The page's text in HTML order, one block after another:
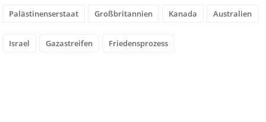
Palästinenserstaat Großbritannien Kanada Australien
Israel Gazastreifen Friedensprozess